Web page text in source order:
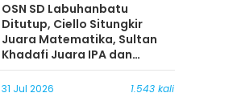
OSN SD Labuhanbatu
Ditutup, Ciello Situngkir
Juara Matematika, Sultan
Khadafi Juara IPA dan
Timothy Rangkuti Juara IPS
31 Jul 2026 1.543 kali